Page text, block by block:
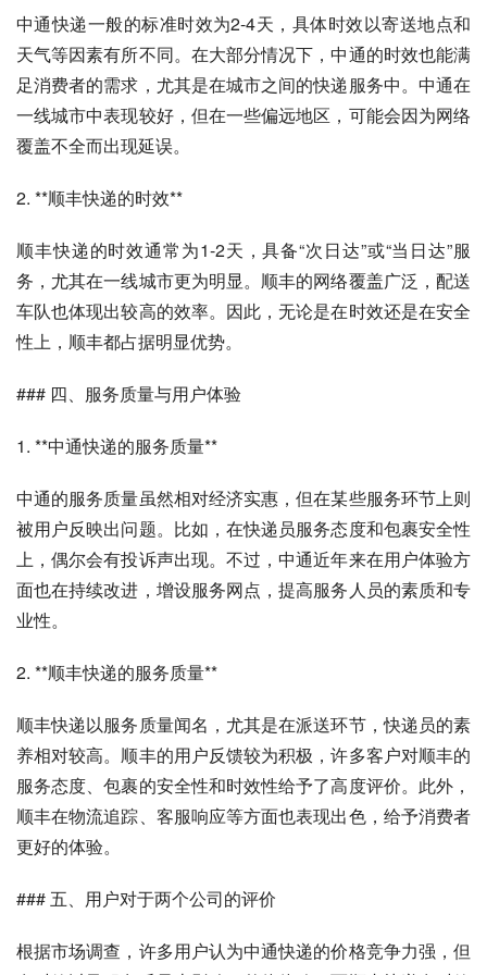
中通快递一般的标准时效为2-4天，具体时效以寄送地点和
天气等因素有所不同。在大部分情况下，中通的时效也能满
足消费者的需求，尤其是在城市之间的快递服务中。中通在
一线城市中表现较好，但在一些偏远地区，可能会因为网络
覆盖不全而出现延误。
2. **顺丰快递的时效**
顺丰快递的时效通常为1-2天，具备“次日达”或“当日达”服
务，尤其在一线城市更为明显。顺丰的网络覆盖广泛，配送
车队也体现出较高的效率。因此，无论是在时效还是在安全
性上，顺丰都占据明显优势。
### 四、服务质量与用户体验
1. **中通快递的服务质量**
中通的服务质量虽然相对经济实惠，但在某些服务环节上则
被用户反映出问题。比如，在快递员服务态度和包裹安全性
上，偶尔会有投诉声出现。不过，中通近年来在用户体验方
面也在持续改进，增设服务网点，提高服务人员的素质和专
业性。
2. **顺丰快递的服务质量**
顺丰快递以服务质量闻名，尤其是在派送环节，快递员的素
养相对较高。顺丰的用户反馈较为积极，许多客户对顺丰的
服务态度、包裹的安全性和时效性给予了高度评价。此外，
顺丰在物流追踪、客服响应等方面也表现出色，给予消费者
更好的体验。
### 五、用户对于两个公司的评价
根据市场调查，许多用户认为中通快递的价格竞争力强，但